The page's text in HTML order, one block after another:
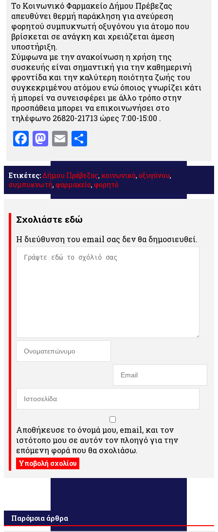
Το Κοινωνικό Φαρμακείο Δήμου Πρέβεζας
απευθύνει θερμή παράκληση για ανεύρεση
φορητού συμπυκνωτή οξυγόνου για άτομο που
βρίσκεται σε ανάγκη και χρειάζεται άμεση
υποστήριξη.
Σύμφωνα με την ανακοίνωση η χρήση της
συσκευής είναι σημαντική για την καθημερινή
φροντίδα και την καλύτερη ποιότητα ζωής του
συγκεκριμένου ατόμου ενώ όποιος γνωρίζει κάτι
ή μπορεί να συνεισφέρει με άλλο τρόπο στην
προσπάθεια μπορει να επικοινωνήσει στο
τηλέφωνο 26820-21713 ώρες 7:00-15:00 .
Facebook
Mastodon
Email
Ετικέτες:Δήμου Πρέβεζας, κοινωνικό, οξυγόνου,
συμπυκνωτή, φαρμακείο, φορητό
Σχολιάστε εδώ
Η διεύθυνση του email σας δεν θα δημοσιευθεί.
Αποθήκευσε το όνομά μου, email, και τον
ιστότοπο μου σε αυτόν τον πλοηγό για την
επόμενη φορά που θα σχολιάσω.
Παρόμοια άρθρα